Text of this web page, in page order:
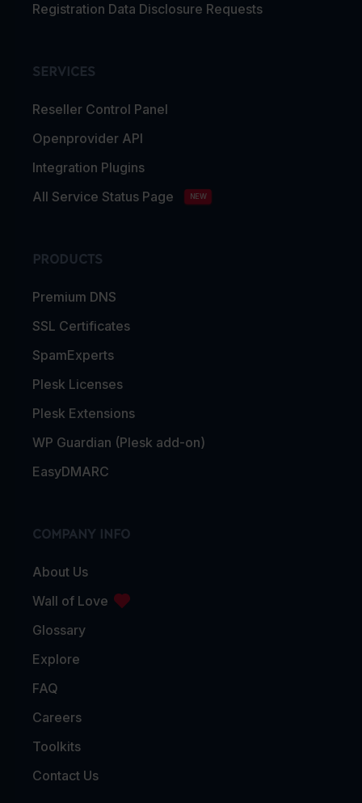
Registration Data Disclosure Requests
SERVICES
Reseller Control Panel
Openprovider API
Integration Plugins
All Service Status Page
NEW
PRODUCTS
Premium DNS
SSL Certificates
SpamExperts
Plesk Licenses
Plesk Extensions
WP Guardian (Plesk add-on)
EasyDMARC
COMPANY INFO
About Us
Wall of Love
Glossary
Explore
FAQ
Careers
Toolkits
Contact Us